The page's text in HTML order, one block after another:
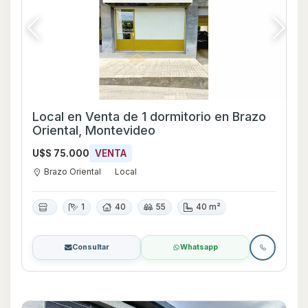
Local en Venta de 1 dormitorio en Brazo
Oriental, Montevideo
U$S 75.000 VENTA
Brazo Oriental Local
1 40 55 40 m²
Consultar Whatsapp